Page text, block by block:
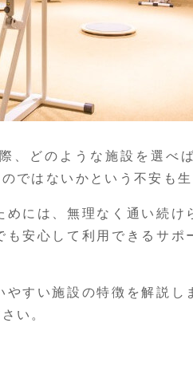
、どのような施設を選べ
ではないかという不安も生
には、無理なく通い続
安心して利用できるサポ
すい施設の特徴を解説し
い。